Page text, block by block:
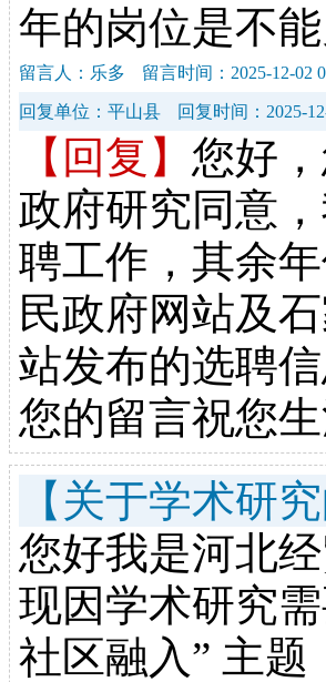
年的岗位是不
留言人：乐多 留言时间：2025-12-02
回复单位：平山县 回复时间：2025-
【回复】 您好
政府研究同意
聘工作，其余
民政府网站及
站发布的选聘
您的留言祝您生
【关于学术研
您好我是河北
现因学术研究
社区融入” 主